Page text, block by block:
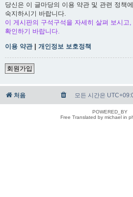
당신은 이 글마당의 이용 약관 및 관련 정책
숙지하시기 바랍니다.
이 게시판의 구석구석을 자세히 살펴 보시고
확인하기 바랍니다.
이용 약관| 개인정보 보호정책
회원가입
처음 모든 시간은
POWERED_BY
Free Translated by michael in